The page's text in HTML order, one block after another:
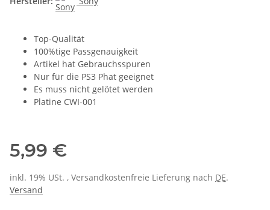
Top-Qualität
100%tige Passgenauigkeit
Artikel hat Gebrauchsspuren
Nur für die PS3 Phat geeignet
Es muss nicht gelötet werden
Platine CWI-001
5,99 €
inkl. 19% USt. , Versandkostenfreie Lieferung nach DE.
Versand